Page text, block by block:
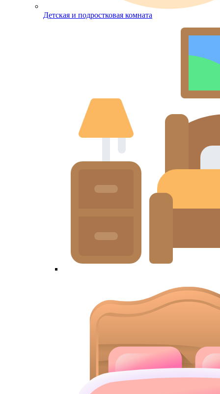
Детская и подростковая комната